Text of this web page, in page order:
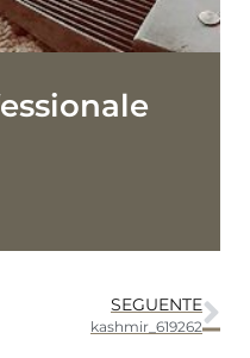
SEGUENTE
kashmir_619262